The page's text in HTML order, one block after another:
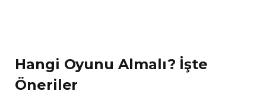
Hangi Oyunu Almalı? İşte
Öneriler